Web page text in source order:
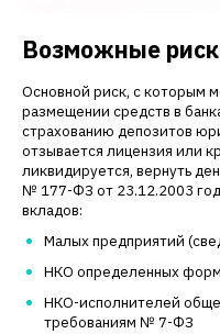
Возможные
Основной риск, с которым
размещении средств в
страхованию депозитов
отзывается лицензия или
ликвидируется, вернуть
№ 177-ФЗ от 23.12.2003
вкладов:
Малых предприятий
НКО определенных
НКО-исполнителей
требованиям № 7-ФЗ